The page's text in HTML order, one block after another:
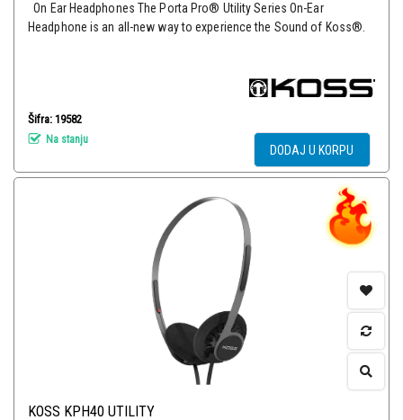
On Ear Headphones The Porta Pro® Utility Series On-Ear
Headphone is an all-new way to experience the Sound of Koss®.
Šifra: 19582
Na stanju
DODAJ U KORPU
KOSS KPH40 UTILITY